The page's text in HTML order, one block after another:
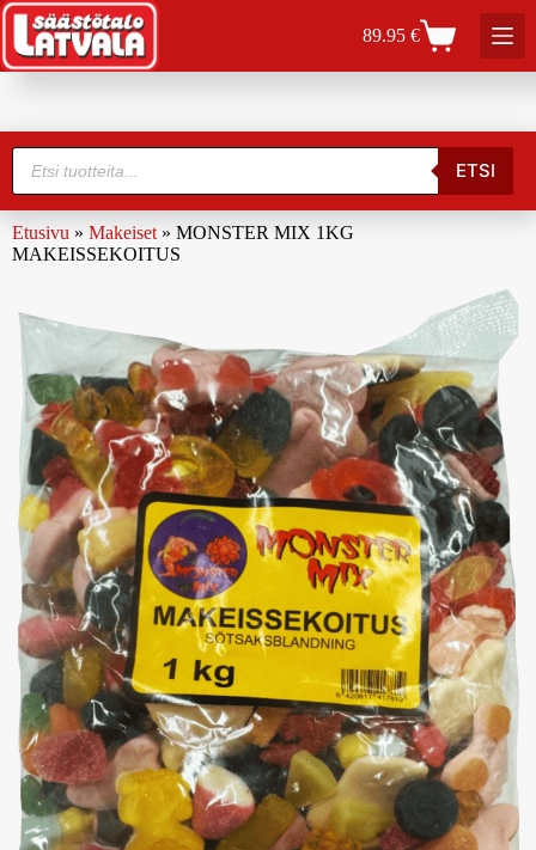
89.95€
ETSI
Etusivu » Makeiset » MONSTER MIX 1KG
MAKEISSEKOITUS